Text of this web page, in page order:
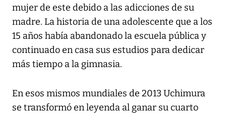
mujer de este debido a las adicciones de su
madre. La historia de una adolescente que a los
15 años había abandonado la escuela pública y
continuado en casa sus estudios para dedicar
más tiempo a la gimnasia.
En esos mismos mundiales de 2013 Uchimura
se transformó en leyenda al ganar su cuarto